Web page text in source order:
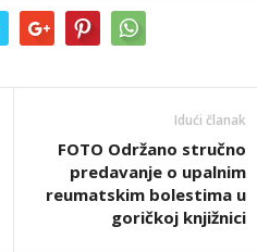
Idući članak
FOTO Održano stručno
predavanje o upalnim
reumatskim bolestima u
goričkoj knjižnici